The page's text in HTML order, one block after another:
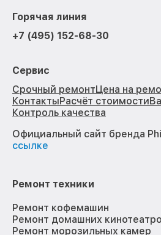
Горячая линия
+7 (495) 152-68-30
Сервис
Срочный ремонтЦена на
КонтактыРасчёт стоимости
Контроль качества
Официальный сайт бренда
ссылке
Ремонт техники
Ремонт кофемашин
Ремонт домашних
Ремонт морозильных камер